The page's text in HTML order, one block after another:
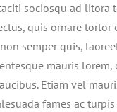
sociosqu ad
quis ornare tortor
semper quis,
mauris
Etiam vel
fames ac